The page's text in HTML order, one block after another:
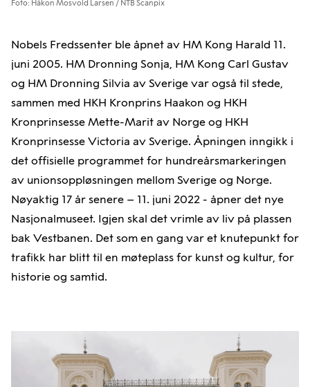
Foto: Håkon Mosvold Larsen / NTB Scanpix
Nobels Fredssenter ble åpnet av HM Kong Harald 11.
juni 2005. HM Dronning Sonja, HM Kong Carl Gustav
og HM Dronning Silvia av Sverige var også til stede,
sammen med HKH Kronprins Haakon og HKH
Kronprinsesse Mette-Marit av Norge og HKH
Kronprinsesse Victoria av Sverige. Åpningen inngikk i
det offisielle programmet for hundreårsmarkeringen
av unionsoppløsningen mellom Sverige og Norge.
Nøyaktig 17 år senere – 11. juni 2022 - åpner det nye
Nasjonalmuseet. Igjen skal det vrimle av liv på plassen
bak Vestbanen. Det som en gang var et knutepunkt for
trafikk har blitt til en møteplass for kunst og kultur, for
historie og samtid.